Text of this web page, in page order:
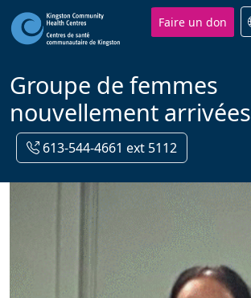
Faire un don
Groupe de femmes
nouvellement arrivées
613-544-4661 ext 5112